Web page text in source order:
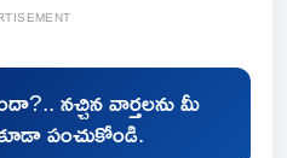
నచ్చిన వార్తలను మీ
పంచుకోండి.